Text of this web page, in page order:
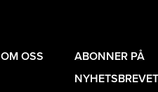
OM OSS
ABONNER PÅ
NYHETSBREVET